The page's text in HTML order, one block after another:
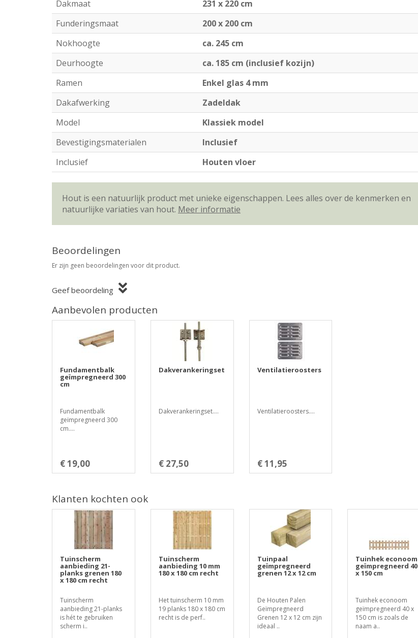
Dakmaat
231 x 220 cm
Funderingsmaat
200 x 200 cm
Nokhoogte
ca. 245 cm
Deurhoogte
ca. 185 cm (inclusief kozijn)
Ramen
Enkel glas 4 mm
Dakafwerking
Zadeldak
Model
Klassiek model
Bevestigingsmaterialen
Inclusief
Inclusief
Houten vloer
Hout is een natuurlijk product met unieke eigenschappen. Lees alles over de kenmerken en
natuurlijke variaties van hout. Meer informatie
Beoordelingen
Er zijn geen beoordelingen voor dit product.
Geef beoordeling
Aanbevolen producten
Fundamentbalk
geïmpregneerd 300
cm
Fundamentbalk
geïmpregneerd 300
cm....
€ 19,00
Dakverankeringset
Dakverankeringset....
€ 27,50
Ventilatieroosters
Ventilatieroosters....
€ 11,95
Klanten kochten ook
Tuinscherm
aanbieding 21-
planks grenen 180
x 180 cm recht
Tuinscherm
aanbieding 21-planks
is hét te gebruiken
scherm i..
Tuinscherm
aanbieding 10 mm
180 x 180 cm recht
Het tuinscherm 10 mm
19 planks 180 x 180 cm
recht is de perf..
Tuinpaal
geïmpregneerd
grenen 12 x 12 cm
De Houten Palen
Geïmpregneerd
Grenen 12 x 12 cm zijn
ideaal ..
Tuinhek econoom
geïmpregneerd 40
x 150 cm
Tuinhek econoom
geïmpregneerd 40 x
150 cm is zoals de
naam a..